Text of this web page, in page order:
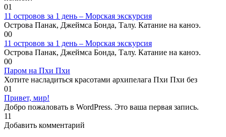
01
11 островов за 1 день – Морская экскурсия
Острова Панак, Джеймса Бонда, Талу. Катание на каноэ.
00
11 островов за 1 день – Морская экскурсия
Острова Панак, Джеймса Бонда, Талу. Катание на каноэ.
00
Паром на Пхи Пхи
Хотите насладиться красотами архипелага Пхи Пхи без
01
Привет, мир!
Добро пожаловать в WordPress. Это ваша первая запись.
11
Добавить комментарий